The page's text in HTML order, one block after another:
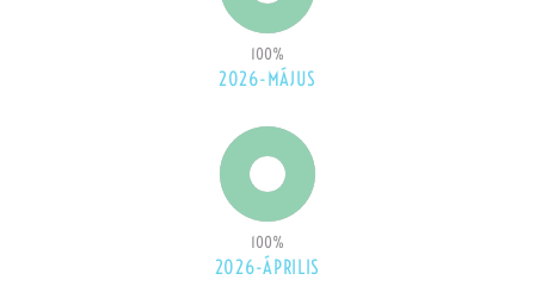
100%
2026-MÁJUS
100%
2026-ÁPRILIS